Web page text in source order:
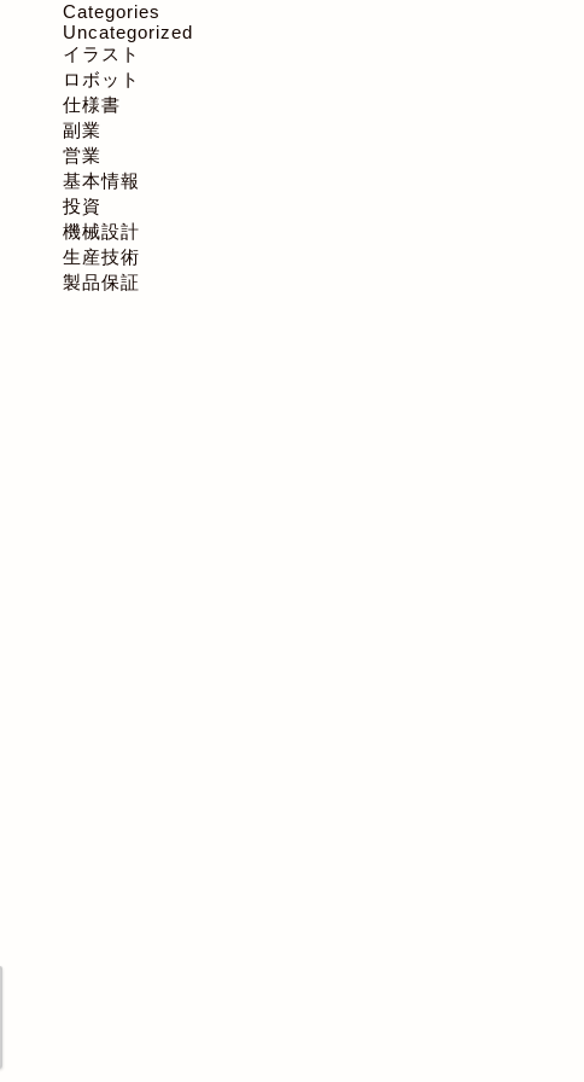
Categories
Uncategorized
イラスト
ロボット
仕様書
副業
営業
基本情報
投資
機械設計
生産技術
製品保証